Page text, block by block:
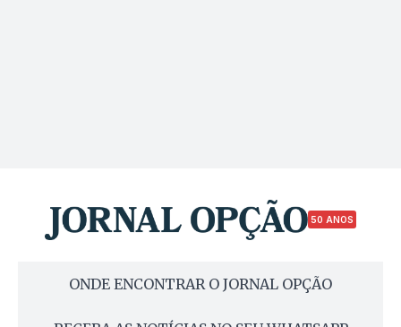
50 ANOS
ONDE ENCONTRAR O JORNAL OPÇÃO